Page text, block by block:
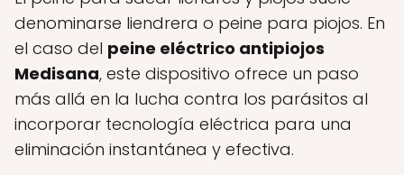
denominarse liendrera o peine para piojos. En
el caso del peine eléctrico antipiojos
Medisana, este dispositivo ofrece un paso
más allá en la lucha contra los parásitos al
incorporar tecnología eléctrica para una
eliminación instantánea y efectiva.